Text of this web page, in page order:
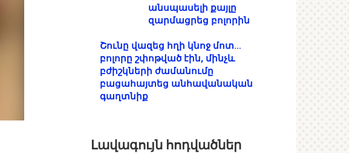
անսպասելի քայլը
զարմացրեց բոլորին
Շունը վազեց հղի կնոջ մոտ…
բոլորը շփոթված էին, մինչև
բժիշկների ժամանումը
բացահայտեց անհավանական
գաղտնիք
Լավագույն հոդվածներ